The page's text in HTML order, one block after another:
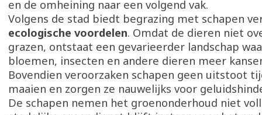
en de omheining naar een volgend vak.
Volgens de stad biedt begrazing met schapen
ecologische voordelen. Omdat de dieren niet
grazen, ontstaat een gevarieerder landschap
bloemen, insecten en andere dieren meer
Bovendien veroorzaken schapen geen uitstoot
maaien en zorgen ze nauwelijks voor
De schapen nemen het groenonderhoud niet